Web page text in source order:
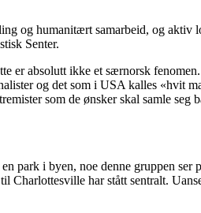
og humanitært samarbeid, og
Senter.
absolutt ikke et særnorsk
og det som i USA kalles «hvit
som de ønsker skal samle seg
park i byen, noe denne gruppen
har stått sentralt.